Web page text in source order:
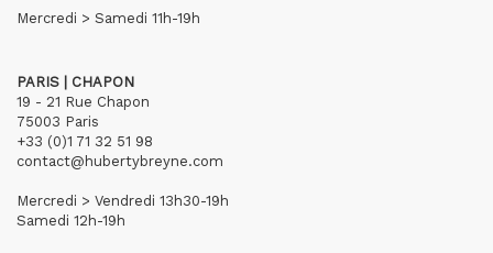
Mercredi > Samedi 11h-19h
PARIS | CHAPON
19 - 21 Rue Chapon
75003 Paris
+33 (0)1 71 32 51 98
contact@hubertybreyne.com
Mercredi > Vendredi 13h30-19h
Samedi 12h-19h